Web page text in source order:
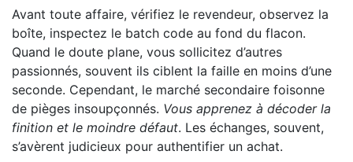
Avant toute affaire, vérifiez le revendeur, observez la
boîte, inspectez le batch code au fond du flacon.
Quand le doute plane, vous sollicitez d’autres
passionnés, souvent ils ciblent la faille en moins d’une
seconde. Cependant, le marché secondaire foisonne
de pièges insoupçonnés. Vous apprenez à décoder la
finition et le moindre défaut. Les échanges, souvent,
s’avèrent judicieux pour authentifier un achat.